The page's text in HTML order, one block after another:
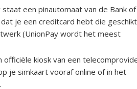
staat een pinautomaat van de Bank of
dat je een creditcard hebt die
(UnionPay wordt het meest
officiële kiosk van een
je simkaart vooraf online of in het